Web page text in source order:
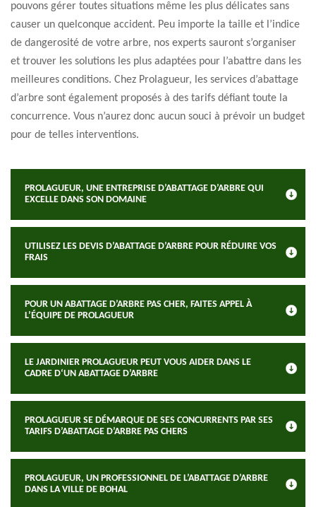
pouvons gérer toutes situations même les plus délicates sans
causer un quelconque accident. Peu importe la taille et l’indice
de dangerosité de votre arbre, nos experts sauront s’organiser
et trouver les solutions les plus adaptées pour l’abattre dans les
meilleures conditions. Chez Prolagueur, les services d’abattage
d’arbre sont également proposés à des tarifs défiant toute la
concurrence. Vous n’aurez donc aucun souci à prévoir un budget
pour de telles interventions.
PROLAGUEUR, UNE ENTREPRISE D’ABATTAGE D’ARBRE QUI
EXCELLE DANS SON DOMAINE
UTILISEZ LES DEVIS D’ABATTAGE D’ARBRE POUR RÉDUIRE VOS
FRAIS
POUR UN ABATTAGE D’ARBRE PAS CHER, FAITES APPEL À
L’ÉQUIPE DE PROLAGUEUR
LE JARDINIER PROLAGUEUR PEUT VOUS AIDER DANS LE
CADRE D‘UN ABATTAGE D’ARBRE
PROLAGUEUR SE DÉMARQUE DE SES CONCURRENTS PAR SES
TARIFS D’ABATTAGE D’ARBRE PAS CHERS
PROLAGUEUR, UN PROFESSIONNEL DE L’ABATTAGE D’ARBRE
DANS LA VILLE DE BOHAL